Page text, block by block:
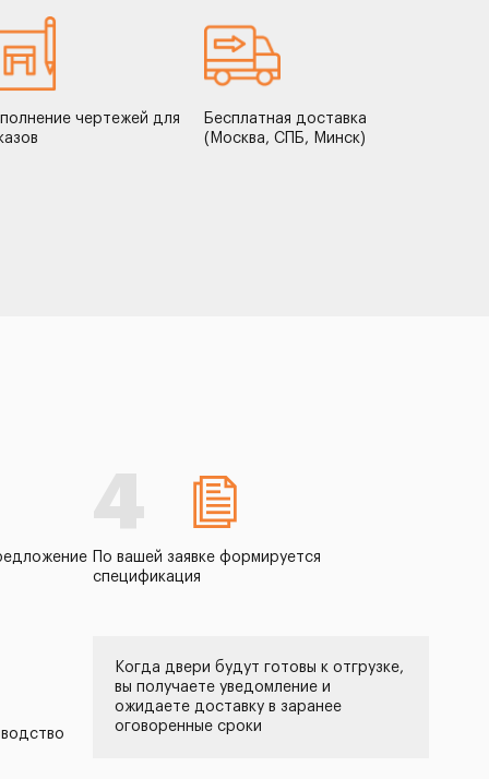
чертежей для
Бесплатная доставка
(Москва, СПБ, Минск)
4
По вашей заявке формируется
спецификация
Когда двери будут готовы к отгрузке,
вы получаете уведомление и
ожидаете доставку в заранее
оговоренные сроки